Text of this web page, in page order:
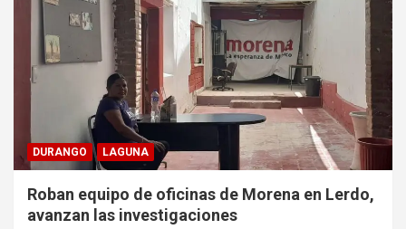
DURANGO LAGUNA
Roban equipo de oficinas de Morena en Lerdo,
avanzan las investigaciones